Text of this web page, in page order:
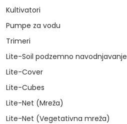
Kultivatori
Pumpe za vodu
Trimeri
Lite-Soil podzemno navodnjavanje
Lite-Cover
Lite-Cubes
Lite-Net (Mreža)
Lite-Net (Vegetativna mreža)